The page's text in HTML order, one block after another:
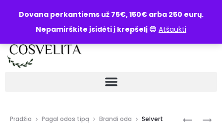
Dovana perkantiems už 75€, 150€ arba 250 eurų.
Nepamirškite įsidėti į krepšelį 😊 Atšaukti
UŽKLAUSA
Pradžia Pagal odos tipą Brandi oda
Selvert